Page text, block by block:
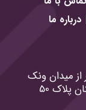
درباره ما
از میدان ونک
پلاک 50